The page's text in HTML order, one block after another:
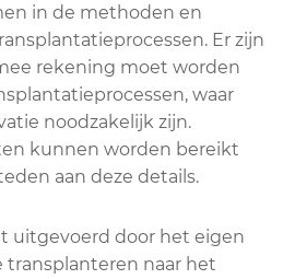
in de methoden en
Er zijn
rekening moet worden
waar
noodzakelijk zijn.
kunnen worden bereikt
aan deze details.
uitgevoerd door het eigen
transplanteren naar het